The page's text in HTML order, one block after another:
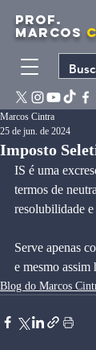
PROF.
MARCOS
Imposto
Marcos Cintra
25 de jun. de 2024
IS é uma
termos de
resolubilidade
Serve apenas
e mesmo assim
Blog do Marcos